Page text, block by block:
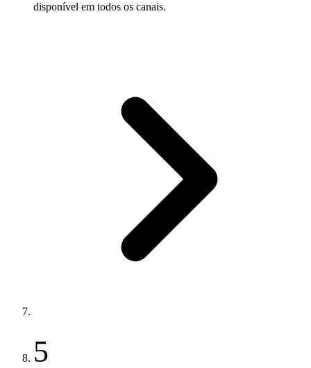
disponível em todos os canais.
5